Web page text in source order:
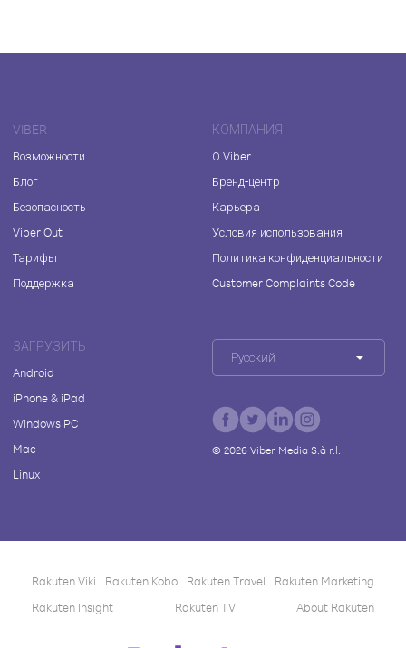
VIBER
Возможности
Блог
Безопасность
Viber Out
Тарифы
Поддержка
КОМПАНИЯ
О Viber
Бренд-центр
Карьера
Условия использования
Политика конфиденциальности
Customer Complaints Code
ЗАГРУЗИТЬ
Android
iPhone & iPad
Windows PC
Mac
Linux
Русский
© 2026Viber Media S.à r.l.
Rakuten Viki Rakuten Kobo Rakuten Travel
Rakuten Marketing
Rakuten Insight
Rakuten TV About Rakuten